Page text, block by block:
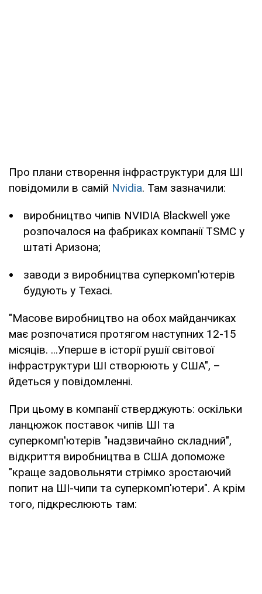
Про плани створення інфраструктури для ШІ
повідомили в самій Nvidia. Там зазначили:
виробництво чипів NVIDIA Blackwell уже
розпочалося на фабриках компанії TSMC у
штаті Аризона;
заводи з виробництва суперкомп'ютерів
будують у Техасі.
"Масове виробництво на обох майданчиках
має розпочатися протягом наступних 12-15
місяців. ...Уперше в історії рушії світової
інфраструктури ШІ створюють у США", –
йдеться у повідомленні.
При цьому в компанії стверджують: оскільки
ланцюжок поставок чипів ШІ та
суперкомп'ютерів "надзвичайно складний",
відкриття виробництва в США допоможе
"краще задовольняти стрімко зростаючий
попит на ШІ-чипи та суперкомп'ютери". А крім
того, підкреслюють там: